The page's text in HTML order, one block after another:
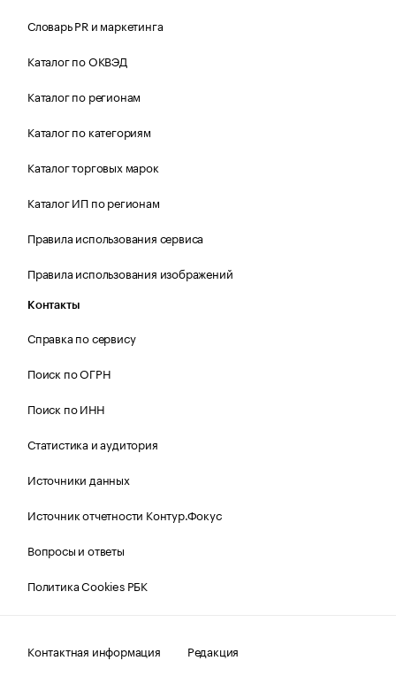
Словарь PR и маркетинга
Каталог по ОКВЭД
Каталог по регионам
Каталог по категориям
Каталог торговых марок
Каталог ИП по регионам
Правила использования сервиса
Правила использования изображений
Контакты
Справка по сервису
Поиск по ОГРН
Поиск по ИНН
Статистика и аудитория
Источники данных
Источник отчетности Контур.Фокус
Вопросы и ответы
Политика Cookies РБК
Контактная информация Редакция